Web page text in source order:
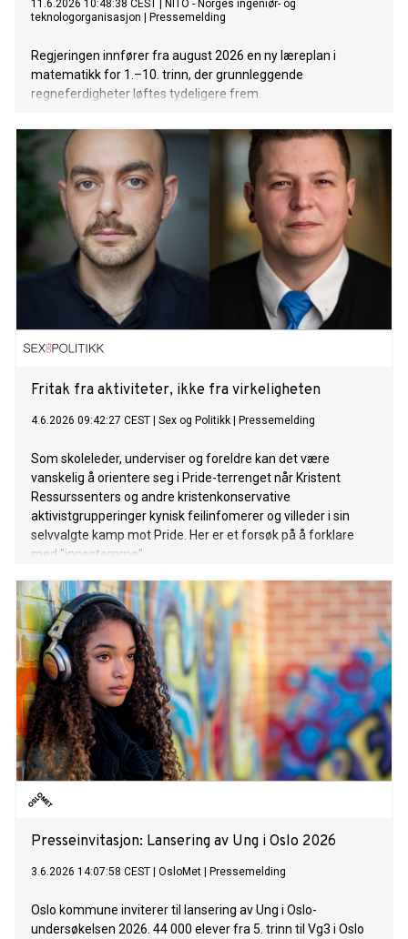
11.6.2026 10:48:38 CEST
NITO - Norges ingeniør- og
teknologorganisasjon
Pressemelding
Regjeringen innfører fra august 2026 en ny læreplan i
matematikk for 1.–10. trinn, der grunnleggende
regneferdigheter løftes tydeligere frem.
Fritak fra aktiviteter, ikke fra virkeligheten
4.6.2026 09:42:27 CEST Sex og Politikk Pressemelding
Som skoleleder, underviser og foreldre kan det være
vanskelig å orientere seg i Pride-terrenget når Kristent
Ressurssenters og andre kristenkonservative
aktivistgrupperinger kynisk feilinfomerer og villeder i sin
selvvalgte kamp mot Pride. Her er et forsøk på å forklare
med "innestemme".
Presseinvitasjon: Lansering av Ung i Oslo 2026
3.6.2026 14:07:58 CEST OsloMet Pressemelding
Oslo kommune inviterer til lansering av Ung i Oslo-
undersøkelsen 2026. 44 000 elever fra 5. trinn til Vg3 i Oslo